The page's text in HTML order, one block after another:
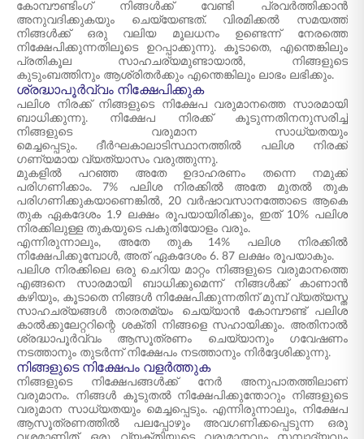
കോമ്പൗണ്ടിംഗ് നിങ്ങൾക്ക് വേണ്ടി പ്രവർത്തിക്കാൻ
അനുവദിക്കുകയും ചെയ്യേണ്ടത്. വിരമിക്കൽ സമയത്ത്
നിങ്ങൾക്ക് ഒരു വലിയ മൂലധനം ഉണ്ടെന്ന് നേരത്തെ
നിക്ഷേപിക്കുന്നതിലൂടെ ഉറപ്പാക്കുന്നു. കൂടാതെ, എന്തെങ്കിലും
പ്രതികൂല സാഹചര്യമുണ്ടായാൽ, നിങ്ങളുടെ
കുടുംബത്തിനും ആശ്രിതർക്കും എന്തെങ്കിലും ലാഭം ലഭിക്കും.
ശ്രദ്ധാപൂർവ്വം നിക്ഷേപിക്കുക
പലിശ നിരക്ക് നിങ്ങളുടെ നിക്ഷേപ വരുമാനത്തെ സാരമായി
ബാധിക്കുന്നു. നിക്ഷേപ നിരക്ക് കൂടുന്നതിനനുസരിച്ച്
നിങ്ങളുടെ വരുമാന സാധ്യതയും
മെച്ചപ്പെടും. ദീർഘകാലാടിസ്ഥാനത്തിൽ പലിശ നിരക്ക്
ഗണ്യമായ വ്യത്യാസം വരുത്തുന്നു.
മുകളിൽ പറഞ്ഞ അതേ ഉദാഹരണം തന്നെ നമുക്ക്
പരിഗണിക്കാം. 7% പലിശ നിരക്കിൽ അതേ മുതൽ തുക
പരിഗണിക്കുകയാണെങ്കിൽ, 20 വർഷാവസാനത്തോടെ ആകെ
തുക ഏകദേശം 1.9 ലക്ഷം രൂപയായിരിക്കും, ഇത് 10% പലിശ
നിരക്കിലുള്ള തുകയുടെ പകുതിയോളം വരും.
എന്നിരുന്നാലും, അതേ തുക 14% പലിശ നിരക്കിൽ
നിക്ഷേപിക്കുമ്പോൾ, അത് ഏകദേശം 6. 87 ലക്ഷം രൂപയാകും.
പലിശ നിരക്കിലെ ഒരു ചെറിയ മാറ്റം നിങ്ങളുടെ വരുമാനത്തെ
എങ്ങനെ സാരമായി ബാധിക്കുമെന്ന് നിങ്ങൾക്ക് കാണാൻ
കഴിയും, കൂടാതെ നിങ്ങൾ നിക്ഷേപിക്കുന്നതിന് മുമ്പ് വ്യത്യസ്ത
സാഹചര്യങ്ങൾ താരതമ്യം ചെയ്യാൻ കോമ്പൗണ്ട് പലിശ
കാൽക്കുലേറ്ററിന്റെ ശക്തി നിങ്ങളെ സഹായിക്കും. അതിനാൽ
ശ്രദ്ധാപൂർവ്വം ആസൂത്രണം ചെയ്യാനും ഗവേഷണം
നടത്താനും തുടർന്ന് നിക്ഷേപം നടത്താനും നിർദ്ദേശിക്കുന്നു.
നിങ്ങളുടെ നിക്ഷേപം വളർത്തുക
നിങ്ങളുടെ നിക്ഷേപങ്ങൾക്ക് നേർ അനുപാതത്തിലാണ്
വരുമാനം. നിങ്ങൾ കൂടുതൽ നിക്ഷേപിക്കുന്തോറും നിങ്ങളുടെ
വരുമാന സാധ്യതയും മെച്ചപ്പെടും. എന്നിരുന്നാലും, നിക്ഷേപ
ആസൂത്രണത്തിൽ പലപ്പോഴും അവഗണിക്കപ്പെടുന്ന ഒരു